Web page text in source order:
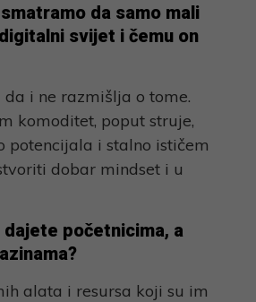
da samo mali
svijet i čemu on
i ne razmišlja o tome.
komoditet, poput struje,
potencijala i stalno ističem
dobar mindset i u
početnicima, a
alata i resursa koji su im